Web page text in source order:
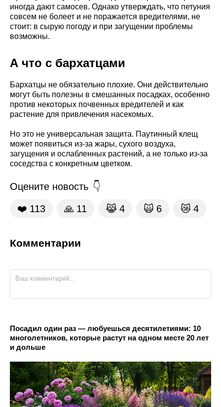
иногда дают самосев. Однако утверждать, что петуния
совсем не болеет и не поражается вредителями, не
стоит: в сырую погоду и при загущении проблемы
возможны.
А что с бархатцами
Бархатцы не обязательно плохие. Они действительно
могут быть полезны в смешанных посадках, особенно
против некоторых почвенных вредителей и как
растение для привлечения насекомых.
Но это не универсальная защита. Паутинный клещ
может появиться из-за жары, сухого воздуха,
загущения и ослабленных растений, а не только из-за
соседства с конкретным цветком.
Оцените новость
❤️ 113 🙏 11 😹 4 🙀 6 😿 4
Комментарии
Посадил один раз — любуешься десятилетиями: 10
многолетников, которые растут на одном месте 20 лет
и дольше